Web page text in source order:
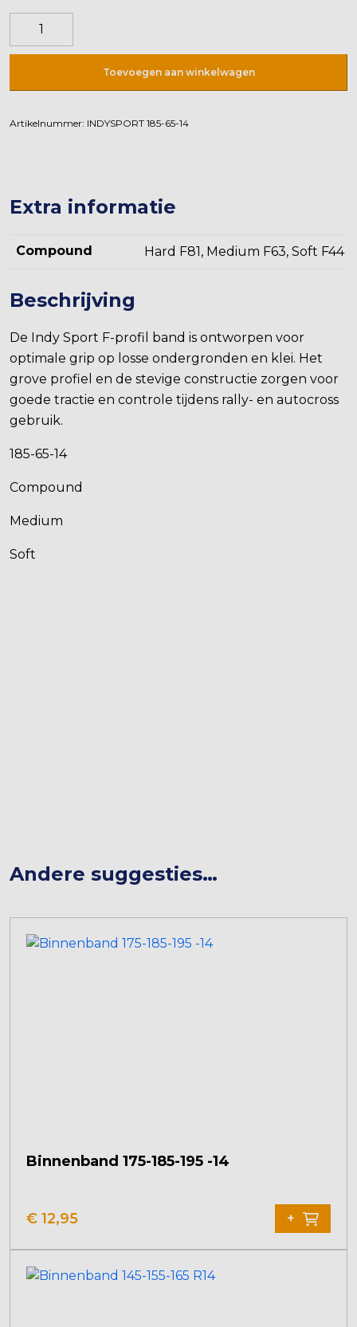
F
Toevoegen aan winkelwagen
Artikelnummer: INDYSPORT 185-65-14
Beschrijving
De Indy Sport F-profil band is ontworpen voor
optimale grip op losse ondergronden en klei. Het
grove profiel en de stevige constructie zorgen voor
goede tractie en controle tijdens rally- en autocross
gebruik.
185-65-14
Compound
Medium
Soft
Extra informatie
Compound Hard F81, Medium F63, Soft F44
Andere suggesties…
Binnenband 175-185-195 -14
€ 12,95 +